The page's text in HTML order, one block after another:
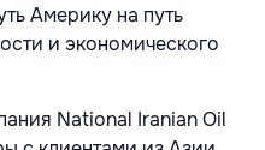
Америку на путь
и экономического
National Iranian Oil